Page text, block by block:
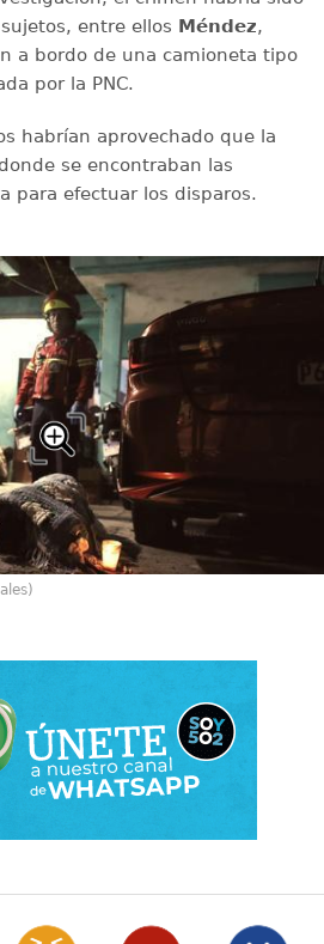
entre ellos Méndez,
a bordo de una camioneta tipo
por la PNC.
habrían aprovechado que la
se encontraban las
para efectuar los disparos.